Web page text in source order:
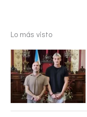
Lo más visto